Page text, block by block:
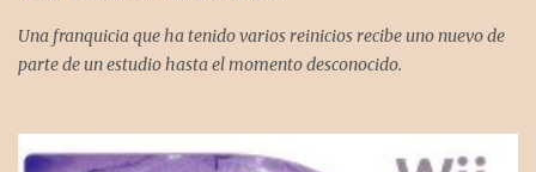
Una franquicia que ha tenido varios reinicios recibe uno nuevo de
parte de un estudio hasta el momento desconocido.